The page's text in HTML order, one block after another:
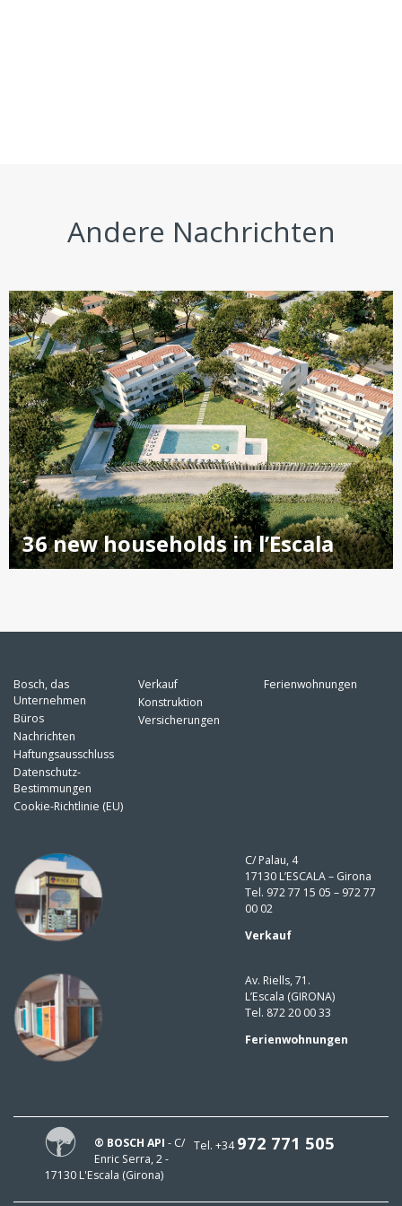
Andere Nachrichten
36 new households in l’Escala
Bosch, das
Unternehmen
Büros
Nachrichten
Haftungsausschluss
Datenschutz-
Bestimmungen
Cookie-Richtlinie (EU)
Verkauf
Konstruktion
Versicherungen
Ferienwohnungen
C/ Palau, 4
17130 L’ESCALA – Girona
Tel. 972 77 15 05 – 972 77
00 02
Verkauf
Av. Riells, 71.
L’Escala (GIRONA)
Tel. 872 20 00 33
Ferienwohnungen
Tel. +34972 771 505
® BOSCH API - C/
Enric Serra, 2 -
17130 L'Escala (Girona)